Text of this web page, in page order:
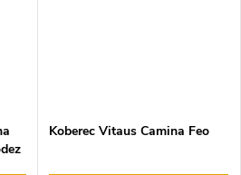
Koberec Vitaus Camina Feo